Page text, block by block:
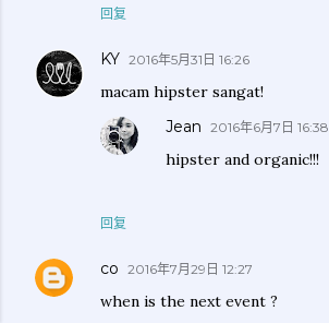
回复
KY 2016年5月31日 16:26
macam hipster sangat!
回复
Jean 2016年6月7日 16:38
hipster and organic!!!
co 2016年7月29日 12:27
when is the next event ?